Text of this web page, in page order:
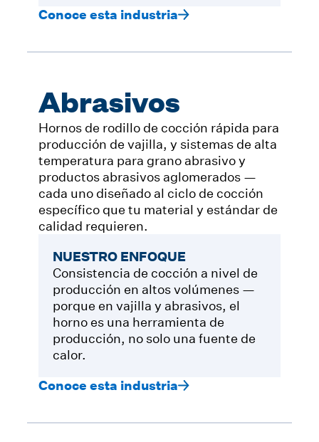
Conoce esta industria
Abrasivos
Hornos de rodillo de cocción rápida para
producción de vajilla, y sistemas de alta
temperatura para grano abrasivo y
productos abrasivos aglomerados —
cada uno diseñado al ciclo de cocción
específico que tu material y estándar de
calidad requieren.
NUESTRO ENFOQUE
Consistencia de cocción a nivel de
producción en altos volúmenes —
porque en vajilla y abrasivos, el
horno es una herramienta de
producción, no solo una fuente de
calor.
Conoce esta industria